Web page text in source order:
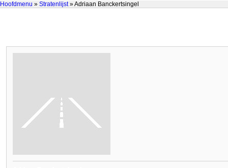
Hoofdmenu » Stratenlijst» Adriaan Banckertsingel